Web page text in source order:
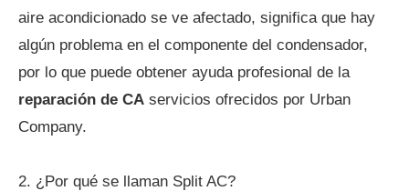
aire acondicionado se ve afectado, significa que hay
algún problema en el componente del condensador,
por lo que puede obtener ayuda profesional de la
reparación de CA servicios ofrecidos por Urban
Company.
2. ¿Por qué se llaman Split AC?